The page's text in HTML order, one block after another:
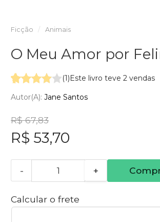
Ficção Animais
O Meu Amor por
(1) Este livro teve 2 vendas
Autor(a): Jane Santos
R$ 67,83
R$ 53,70
- +
Calcular o frete